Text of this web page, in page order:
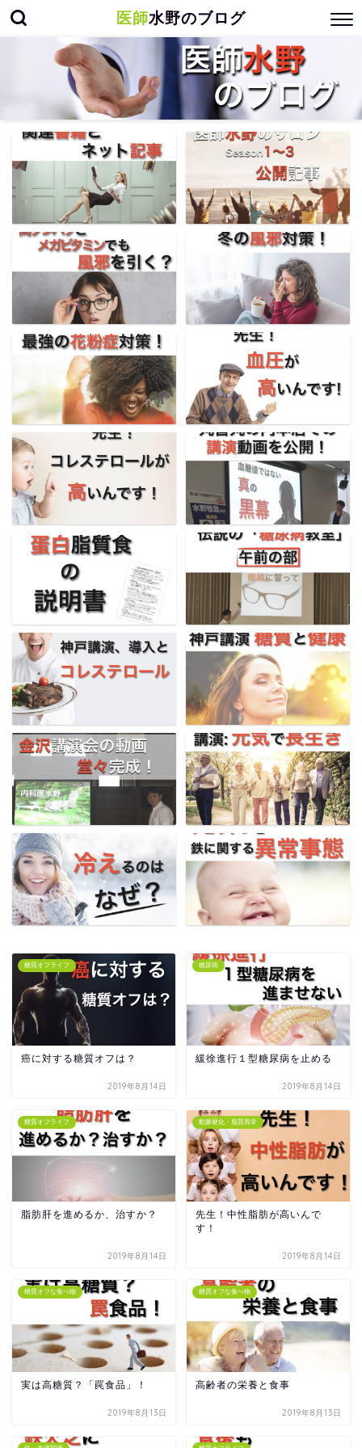
医師水野のブログ
糖質オフライフ
癌に対する糖質オフは？
2019年8月14日
糖尿病
緩徐進行１型糖尿病を止める
2019年8月14日
糖質オフライフ
脂肪肝を進めるか、治すか？
2019年8月14日
動脈硬化・脂質異常
先生！中性脂肪が高いんで
す！
2019年8月14日
糖質オフな食べ物
実は高糖質？「罠食品」！
2019年8月13日
糖質オフな食べ物
高齢者の栄養と食事
2019年8月13日